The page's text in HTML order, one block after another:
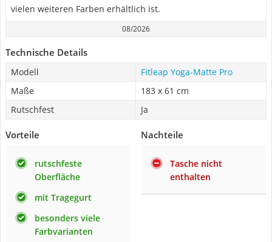
vielen weiteren Farben erhältlich ist.
08/2026
Technische Details
Modell
Fitleap Yoga-Matte Pro
Maße
183 x 61 cm
Rutschfest
Ja
Vorteile
rutschfeste
Oberfläche
mit Tragegurt
besonders viele
Farbvarianten
Nachteile
Tasche nicht
enthalten